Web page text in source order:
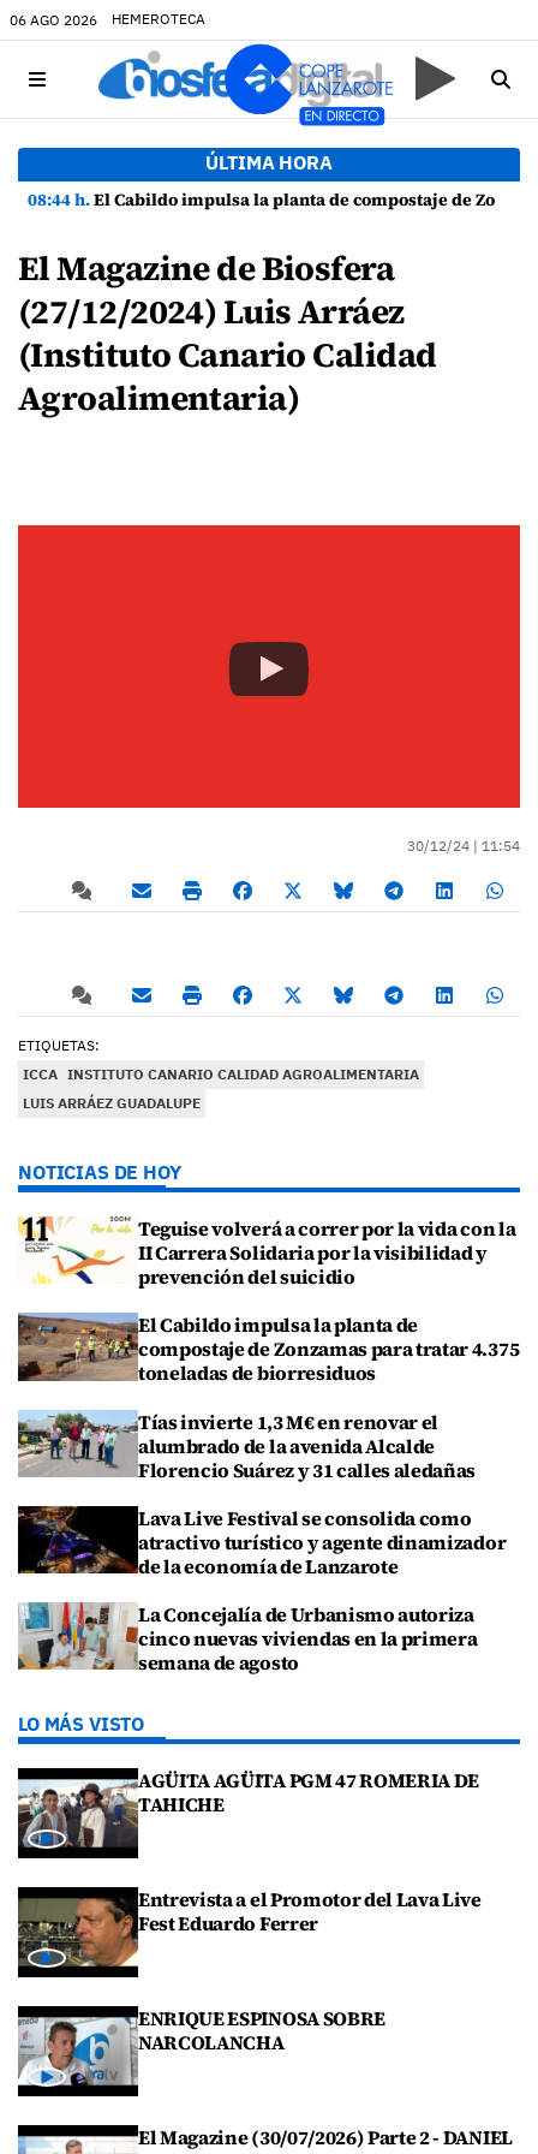
06 AGO 2026 HEMEROTECA
ÚLTIMA HORA
08:44 h.El Cabildo impulsa la planta de compostaje de Zonzamas para tratar 4.375 toneladas de biorresiduos
El Magazine de Biosfera
(27/12/2024) Luis Arráez
(Instituto Canario Calidad
Agroalimentaria)
30/12/24 | 11:54
ETIQUETAS:
ICCA INSTITUTO CANARIO CALIDAD AGROALIMENTARIA
LUIS ARRÁEZ GUADALUPE
NOTICIAS DE HOY
Teguise volverá a correr por la vida con la
II Carrera Solidaria por la visibilidad y
prevención del suicidio
El Cabildo impulsa la planta de
compostaje de Zonzamas para tratar 4.375
toneladas de biorresiduos
Tías invierte 1,3 M€ en renovar el
alumbrado de la avenida Alcalde
Florencio Suárez y 31 calles aledañas
Lava Live Festival se consolida como
atractivo turístico y agente dinamizador
de la economía de Lanzarote
La Concejalía de Urbanismo autoriza
cinco nuevas viviendas en la primera
semana de agosto
LO MÁS VISTO
AGÜITA AGÜITA PGM 47 ROMERIA DE
TAHICHE
Entrevista a el Promotor del Lava Live
Fest Eduardo Ferrer
ENRIQUE ESPINOSA SOBRE
NARCOLANCHA
El Magazine (30/07/2026) Parte 2 - DANIEL